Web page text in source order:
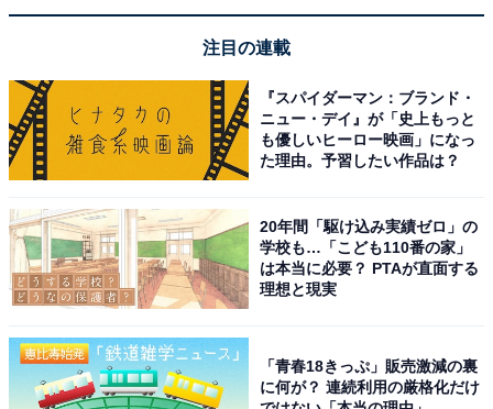
注目の連載
『スパイダーマン：ブランド・
ニュー・デイ』が「史上もっと
も優しいヒーロー映画」になっ
た理由。予習したい作品は？
20年間「駆け込み実績ゼロ」の
学校も…「こども110番の家」
は本当に必要？ PTAが直面する
理想と現実
「青春18きっぷ」販売激減の裏
に何が？ 連続利用の厳格化だけ